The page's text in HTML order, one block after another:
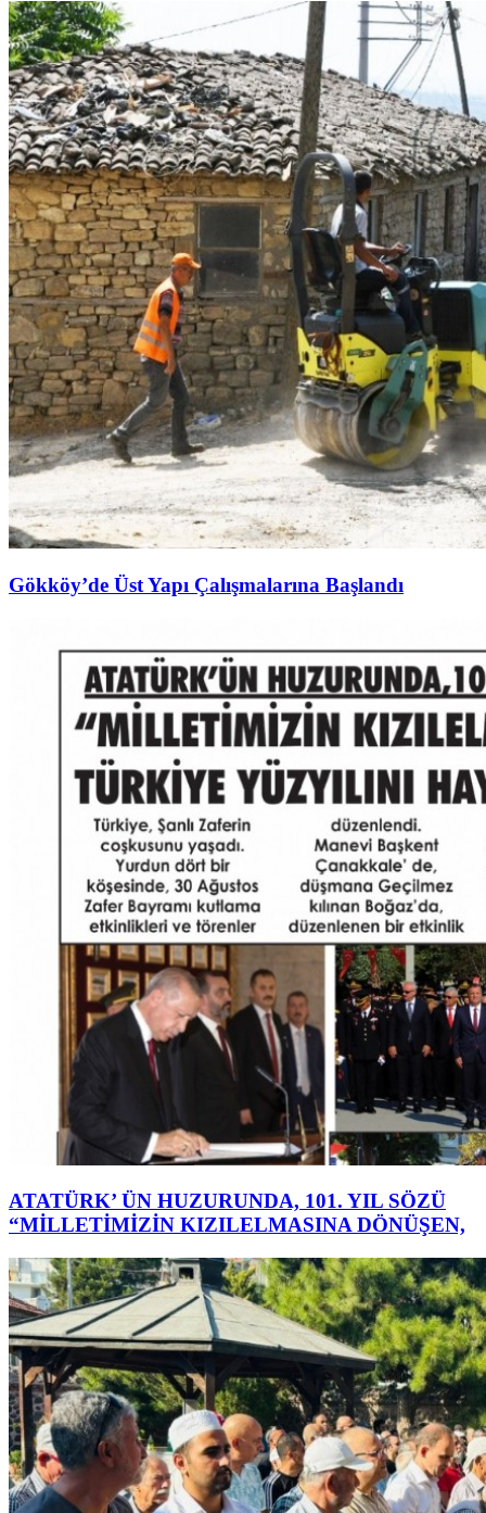
Gökköy’de Üst Yapı Çalışmalarına Başlandı
ATATÜRK’ ÜN HUZURUNDA, 101. YIL SÖZÜ
“MİLLETİMİZİN KIZILELMASINA DÖNÜŞEN,